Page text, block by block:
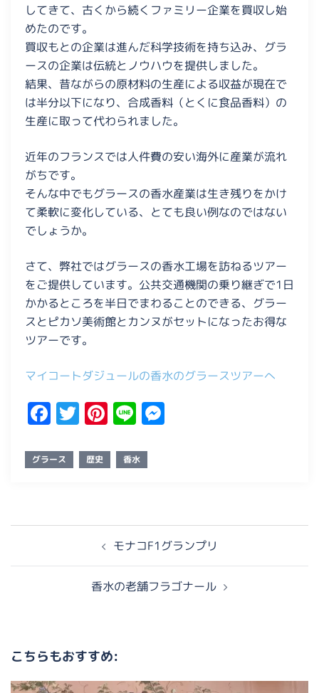
してきて、古くから続くファミリー企業を買収し始
めたのです。
買収もとの企業は進んだ科学技術を持ち込み、グラ
ースの企業は伝統とノウハウを提供しました。
結果、昔ながらの原材料の生産による収益が現在で
は半分以下になり、合成香料（とくに食品香料）の
生産に取って代わられました。
近年のフランスでは人件費の安い海外に産業が流れ
がちです。
そんな中でもグラースの香水産業は生き残りをかけ
て柔軟に変化している、とても良い例なのではない
でしょうか。
さて、弊社ではグラースの香水工場を訪ねるツアー
をご提供しています。公共交通機関の乗り継ぎで1日
かかるところを半日でまわることのできる、グラー
スとピカソ美術館とカンヌがセットになったお得な
ツアーです。
マイコートダジュールの香水のグラースツアーへ
Facebook
Twitter
Pinterest
Line
グラース 歴史 香水
投
ナ
ョ
ン
モナコF1グランプリ
香水の老舗フラゴナール
こちらもおすすめ: